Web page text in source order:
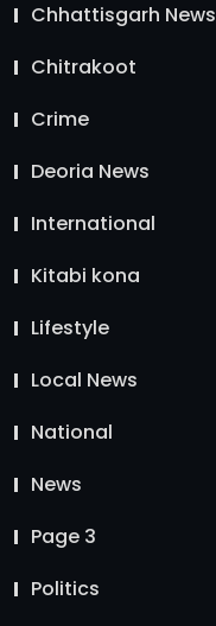
Chhattisgarh News
Chitrakoot
Crime
Deoria News
International
Kitabi kona
Lifestyle
Local News
National
News
Page 3
Politics